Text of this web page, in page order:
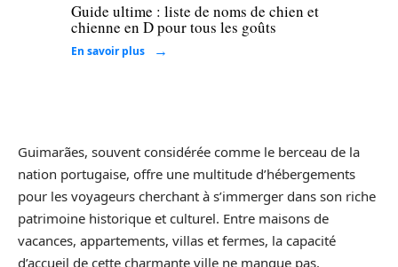
Guide ultime : liste de noms de chien et
chienne en D pour tous les goûts
En savoir plus
Guimarães, souvent considérée comme le berceau de la
nation portugaise, offre une multitude d’hébergements
pour les voyageurs cherchant à s’immerger dans son riche
patrimoine historique et culturel. Entre maisons de
vacances, appartements, villas et fermes, la capacité
d’accueil de cette charmante ville ne manque pas.